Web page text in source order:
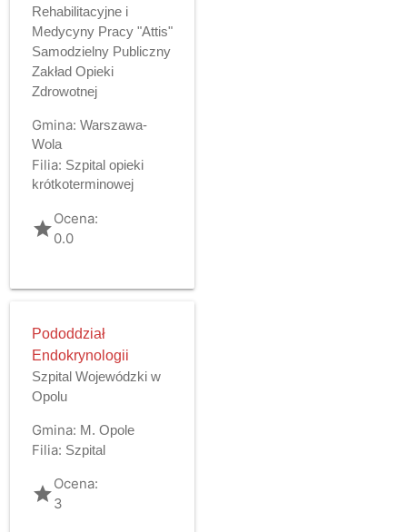
Rehabilitacyjne i
Medycyny Pracy "Attis"
Samodzielny Publiczny
Zakład Opieki
Zdrowotnej
Gmina: Warszawa-
Wola
Filia: Szpital opieki
krótkoterminowej
gradeOcena:
0.0
Pododdział
Endokrynologii
Szpital Wojewódzki w
Opolu
Gmina: M. Opole
Filia: Szpital
gradeOcena:
3